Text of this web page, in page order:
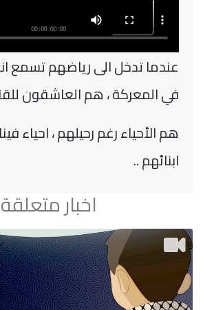
عندما تدخل الى رياضهم تسمع
في المعركة ، هم العاشقون
هم الأحياء رغم رحيلهم ، احياء
ابنائهم ..
اخبار متعلقة